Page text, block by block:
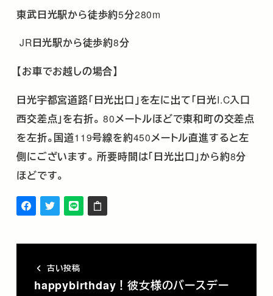
東武日光駅から徒歩約5分280m
JR日光駅から徒歩約8分
【お車でお越しの場合】
日光宇都宮道路「日光出口」を左に出て「日光I.C入口
西交差点」を右折。 80メートルほどで東和町の交差点
を左折。国道119号線を約450メートル直進すると左
側にございます。 所要時間は「日光出口」から約8分
ほどです。
古い投稿
happybirthday！彼女様のバースデー